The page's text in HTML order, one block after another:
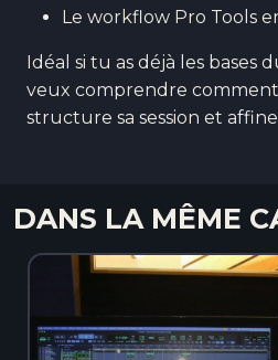
Le workflow Pro Tools
Idéal si tu as déjà les bases
veux comprendre
structure sa session et affine
DANS LA MÊME